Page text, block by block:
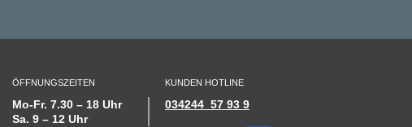
ÖFFNUNGSZEITEN
Mo-Fr. 7.30 – 18 Uhr
Sa. 9 – 12 Uhr
KUNDEN HOTLINE
034244 57 93 9